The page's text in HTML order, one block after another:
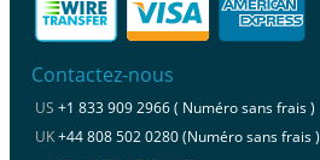
Contactez-nous
US +1 833 909 2966 ( Numéro sans frais )
UK+44 808 502 0280 (Numéro sans frais )